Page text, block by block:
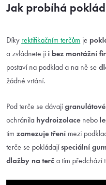
Jak probíhá
Díky rektifikačním terčům je
a zvládnete ji i bez montážní
postaví na podklad a na ně se
žádné vrtání.
Pod terče se dávají
ochránila hydroizolace nebo
tím zamezuje tření mezi
terče se pokládajíspeciální
dlažby na terč a tím předchází